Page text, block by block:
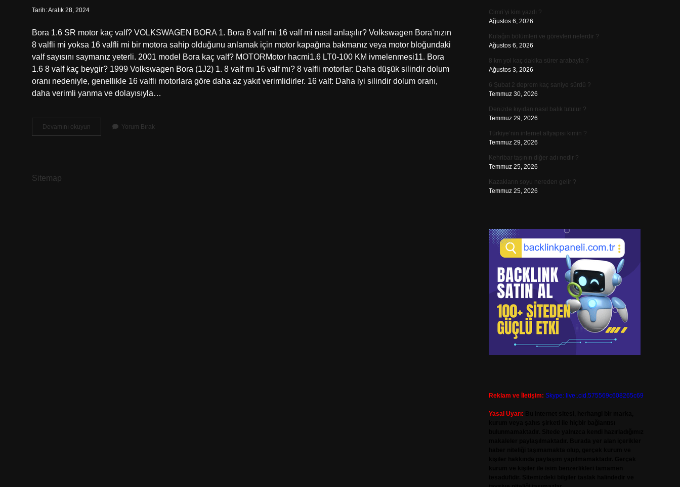
Tarih: Aralık 28, 2024
Bora 1.6 SR motor kaç valf? VOLKSWAGEN BORA 1. Bora 8 valf mi 16 valf mi nasıl anlaşılır? Volkswagen Bora’nızın
8 valfli mi yoksa 16 valfli mi bir motora sahip olduğunu anlamak için motor kapağına bakmanız veya motor bloğundaki
valf sayısını saymanız yeterli. 2001 model Bora kaç valf? MOTORMotor hacmi1.6 LT0-100 KM ivmelenmesi11. Bora
1.6 8 valf kaç beygir? 1999 Volkswagen Bora (1J2) 1. 8 valf mı 16 valf mı? 8 valfli motorlar: Daha düşük silindir dolum
oranı nedeniyle, genellikle 16 valfli motorlara göre daha az yakıt verimlidirler. 16 valf: Daha iyi silindir dolum oranı,
daha verimli yanma ve dolayısıyla…
Devamını okuyun
Bora
Yorum Bırak
Sitemap
Cimri’yi kim yazdı ?
Ağustos 6, 2026
Kulağın bölümleri ve görevleri nelerdir ?
Ağustos 6, 2026
8 km yol kaç dakika sürer arabayla ?
Ağustos 3, 2026
6 Şubat 2 deprem kaç saniye sürdü ?
Temmuz 30, 2026
Denizde kıyıdan nasıl balık tutulur ?
Temmuz 29, 2026
Türkiye’nin internet altyapısı kimin ?
Temmuz 29, 2026
Kehribar taşının diğer adı nedir ?
Temmuz 25, 2026
Kazakların soyu nereden gelir ?
Temmuz 25, 2026
Reklam ve İletişim: Skype: live:.cid.575569c608265c69
Yasal Uyarı: